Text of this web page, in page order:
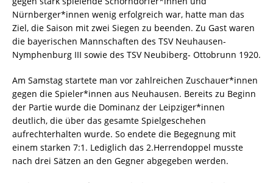
Nürnberger*innen wenig erfolgreich war, hatte man das
Ziel, die Saison mit zwei Siegen zu beenden. Zu Gast waren
die bayerischen Mannschaften des TSV Neuhausen-
Nymphenburg III sowie des TSV Neubiberg- Ottobrunn 1920.
Am Samstag startete man vor zahlreichen Zuschauer*innen
gegen die Spieler*innen aus Neuhausen. Bereits zu Beginn
der Partie wurde die Dominanz der Leipziger*innen
deutlich, die über das gesamte Spielgeschehen
aufrechterhalten wurde. So endete die Begegnung mit
einem starken 7:1. Lediglich das 2.Herrendoppel musste
nach drei Sätzen an den Gegner abgegeben werden.